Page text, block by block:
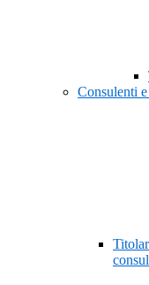
Consulenti